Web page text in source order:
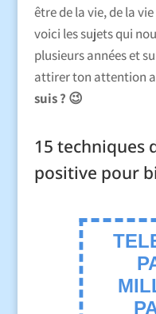
être de la vie, de la
voici les sujets qui
plusieurs années et
attirer ton attention
suis ? 😉
15 techniques
positive pour